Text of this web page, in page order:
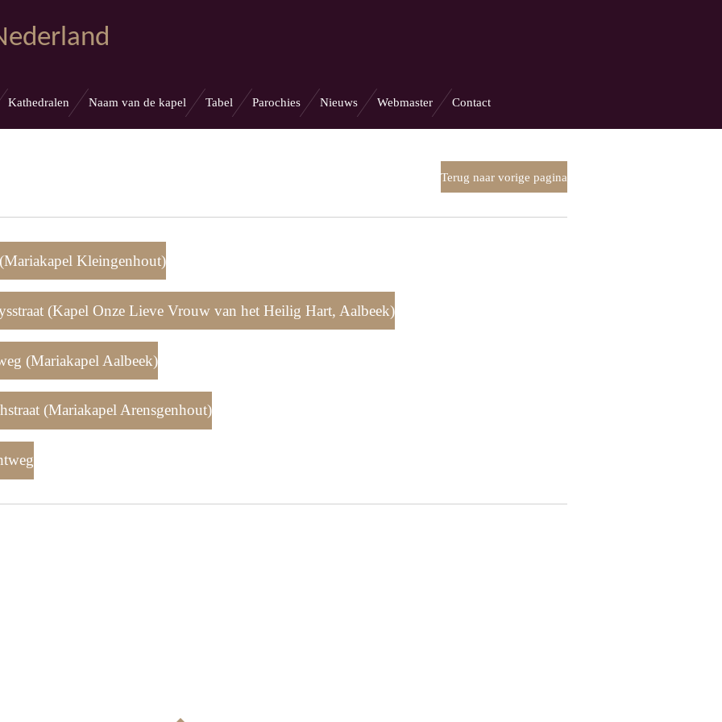
Kathedralen Naam van de kapel Tabel Parochies Nieuws Webmaster Contact
Terug naar vorige pagina
Kleingenhout)
(Kapel Onze Lieve Vrouw van het Heilig Hart, Aalbeek)
(Mariakapel Aalbeek)
(Mariakapel Arensgenhout)